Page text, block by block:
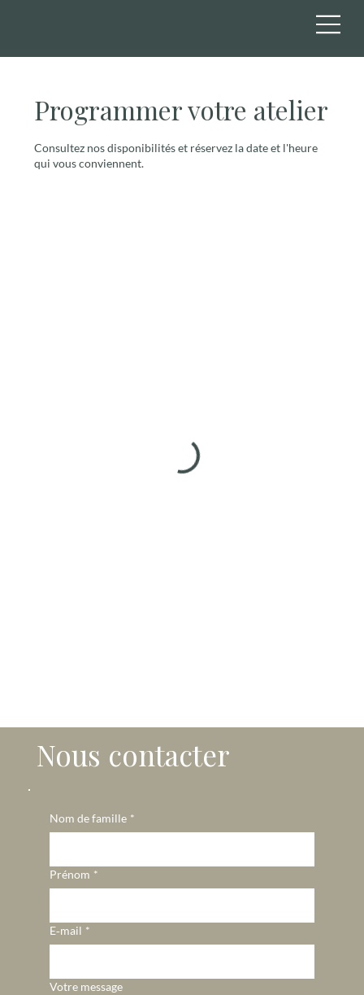
Programmer votre atelier
Consultez nos disponibilités et réservez la date et l'heure
qui vous conviennent.
Nous contacter
Nom de famille *
Prénom *
E‑mail *
Votre message